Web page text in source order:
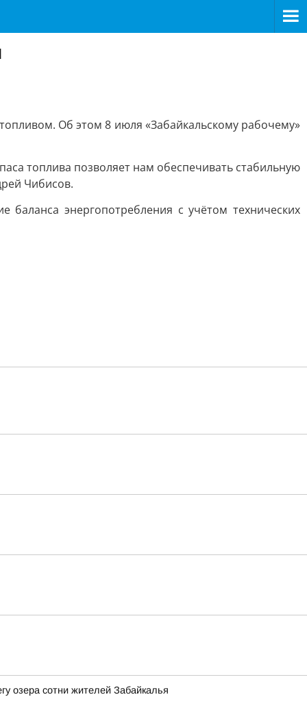
Об этом 8 июля «Забайкальскому рабочему»
топлива позволяет нам обеспечивать стабильную
Чибисов.
энергопотребления с учётом технических
озера сотни жителей Забайкалья